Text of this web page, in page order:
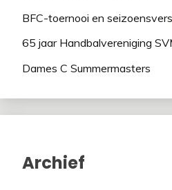
BFC-toernooi en
65 jaar Handbalvereniging
Dames C Summermasters
Archief